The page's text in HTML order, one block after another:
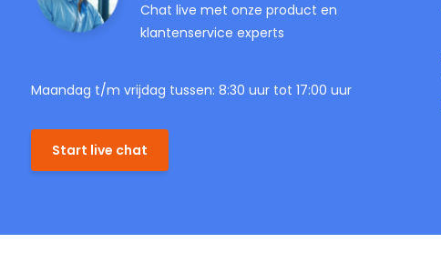
Chat live met onze product en
klantenservice experts
Maandag t/m vrijdag tussen: 8:30 uur tot 17:00 uur
Start live chat